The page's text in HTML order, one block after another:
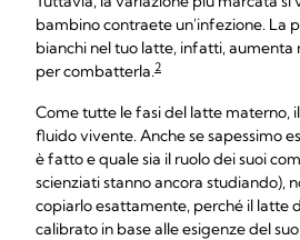
bambino contraete un'infezione. La
bianchi nel tuo latte, infatti,
per combatterla.2
Come tutte le fasi del latte materno,
fluido vivente. Anche se sapessimo
è fatto e quale sia il ruolo dei suoi
scienziati stanno ancora studiando),
copiarlo esattamente, perché il latte
calibrato in base alle esigenze del